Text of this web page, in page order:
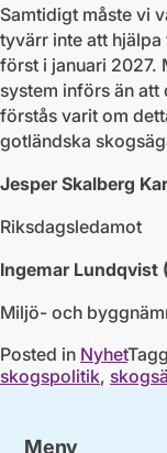
Samtidigt måste vi
tyvärr inte att hjälpa
först i januari 2027.
system införs än att
förstås varit om
gotländska
Jesper Skalberg
Riksdagsledamot
Ingemar Lundqvist
Miljö- och
Posted in Nyhet
skogspolitik,
Meny